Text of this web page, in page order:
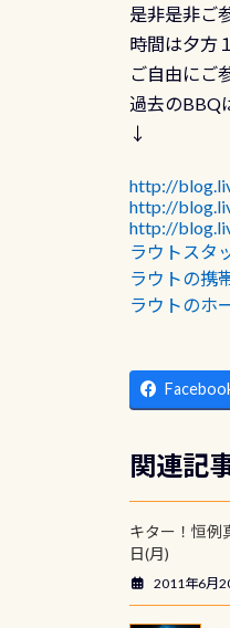
是非是非ご
時間は夕方
ご自由にご
過去のBBQ
↓
http://
http://
http://
ラウトスタ
ラウトの携
ラウトのホ
関連記
キター！恒
日(月)
2011年6月